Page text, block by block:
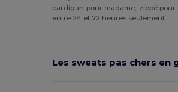
cardigan pour madame, zippé
entre 24 et 72 heures seulement.
Les sweats pas chers en